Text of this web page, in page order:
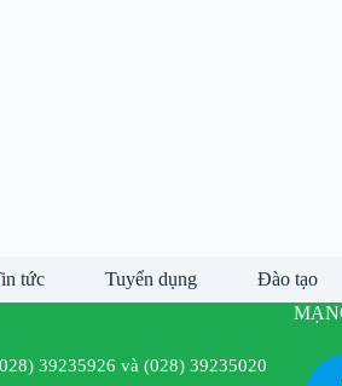
tức Tuyển dụng Đào tạo
39235926 và (028) 39235020